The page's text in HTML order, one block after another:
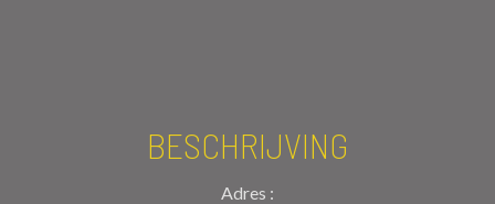
BESCHRIJVING
Adres :